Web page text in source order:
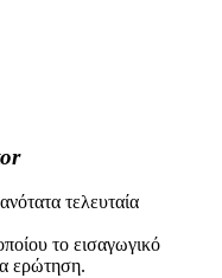
τελευταία
το εισαγωγικό
ερώτηση.